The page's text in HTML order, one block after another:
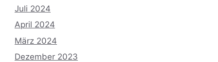
Juli 2024
April 2024
März 2024
Dezember 2023